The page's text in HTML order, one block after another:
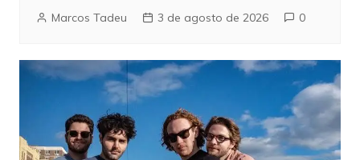
Marcos Tadeu 3 de agosto de 2026 0